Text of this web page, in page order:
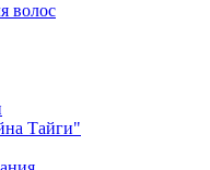
волос
Тайги"